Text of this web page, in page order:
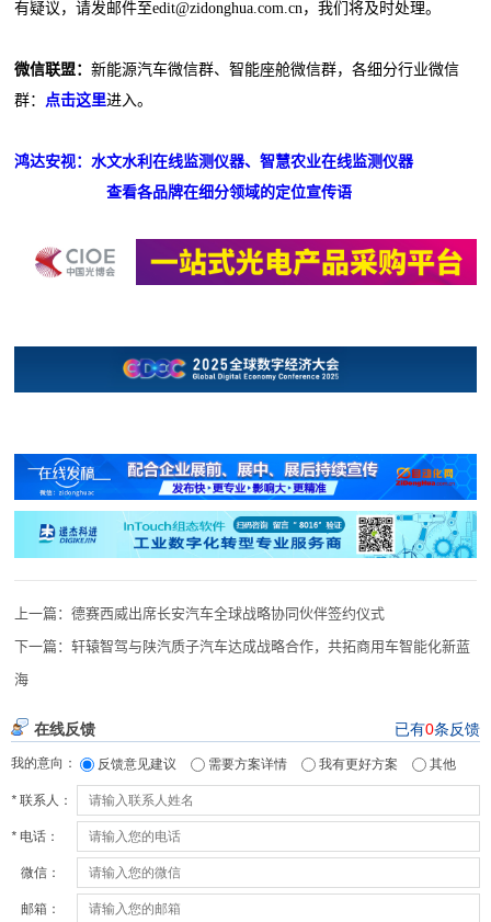
有疑议，请发邮件至edit@zidonghua.com.cn，我们将及时处理。
微信联盟：新能源汽车微信群、智能座舱微信群，各细分行业微信
群： 点击这里进入。
鸿达安视：水文水利在线监测仪器、智慧农业在线监测仪器
查看各品牌在细分领域的定位宣传语
上一篇：德赛西威出席长安汽车全球战略协同伙伴签约仪式
下一篇：轩辕智驾与陕汽质子汽车达成战略合作，共拓商用车智能化新蓝
海